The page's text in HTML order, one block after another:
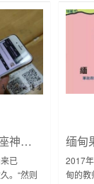
另眼3·15：“反占座神器”其实是大学生消费群体之痛
已
。“然则
2017
甸的教